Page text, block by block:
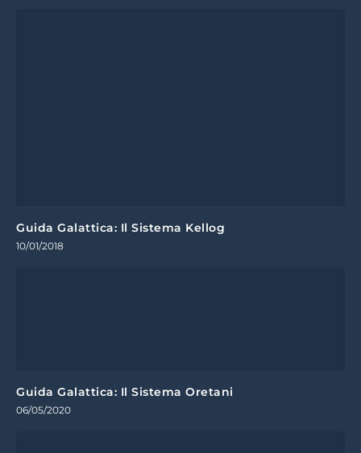
Guida Galattica: Il Sistema Kellog
10/01/2018
Guida Galattica: Il Sistema Oretani
06/05/2020